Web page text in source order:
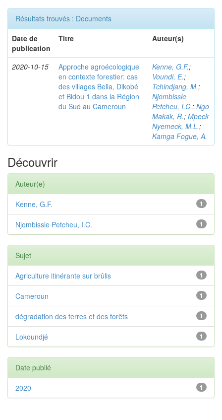
Résultats trouvés : Documents
Date de
publication
Titre Auteur(s)
2020-10-15
Approche agroécologique
en contexte forestier: cas
des villages Bella, Dikobé
et Bidou 1 dans la Région
du Sud au Cameroun
Kenne, G.F.;
Voundi, E.;
Tchindjang, M.;
Njombissie
Petcheu, I.C.; Ngo
Makak, R.; Mpeck
Nyemeck, M.L.;
Kamga Fogue, A.
Découvrir
Auteur(e)
1
Kenne, G.F.
1
Njombissie Petcheu, I.C.
Sujet
1
Agriculture itinérante sur brûlis
1
Cameroun
1
dégradation des terres et des forêts
1
Lokoundjé
Date publié
1
2020